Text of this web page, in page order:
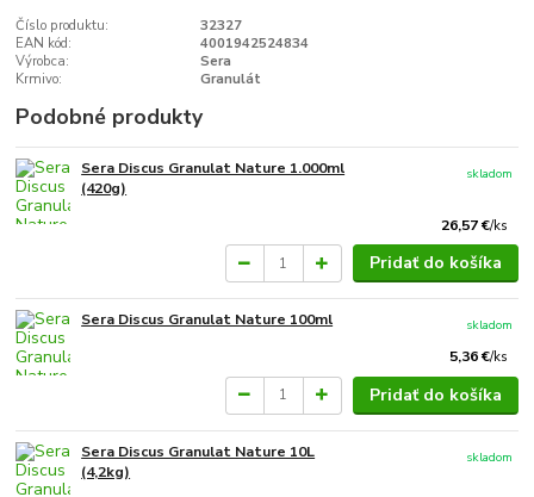
Číslo produktu:
32327
EAN kód:
4001942524834
Výrobca:
Sera
Krmivo:
Granulát
Podobné produkty
Sera Discus Granulat Nature 1.000ml
(420g)
26,57 €/ks
skladom
Pridať do košíka
Sera Discus Granulat Nature 100ml
5,36 €/ks
skladom
Pridať do košíka
Sera Discus Granulat Nature 10L
(4,2kg)
skladom